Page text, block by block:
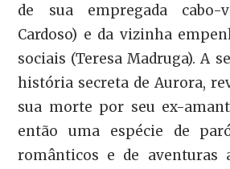
de sua empregada cabo-
Cardoso) e da vizinha
sociais (Teresa Madruga). A
história secreta de Aurora,
sua morte por seu ex-
então uma espécie de
românticos e de aventuras